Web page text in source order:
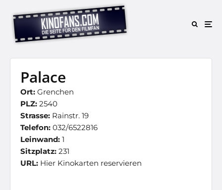
Palace
Ort: Grenchen
PLZ: 2540
Strasse: Rainstr. 19
Telefon: 032/6522816
Leinwand: 1
Sitzplatz: 231
URL: Hier Kinokarten reservieren